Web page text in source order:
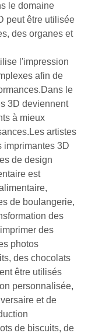
le domaine
peut être utilisée
des organes et
l'impression
afin de
le
3D deviennent
à mieux
artistes
imprimantes 3D
de design
est
de boulangerie,
des
des
photos
des chocolats
être utilisés
personnalisée,
et de
de biscuits, de